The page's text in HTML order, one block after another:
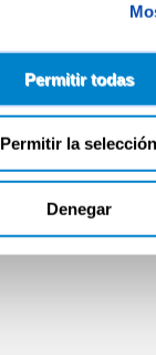
Permitir todas
Permitir la selección
Denegar